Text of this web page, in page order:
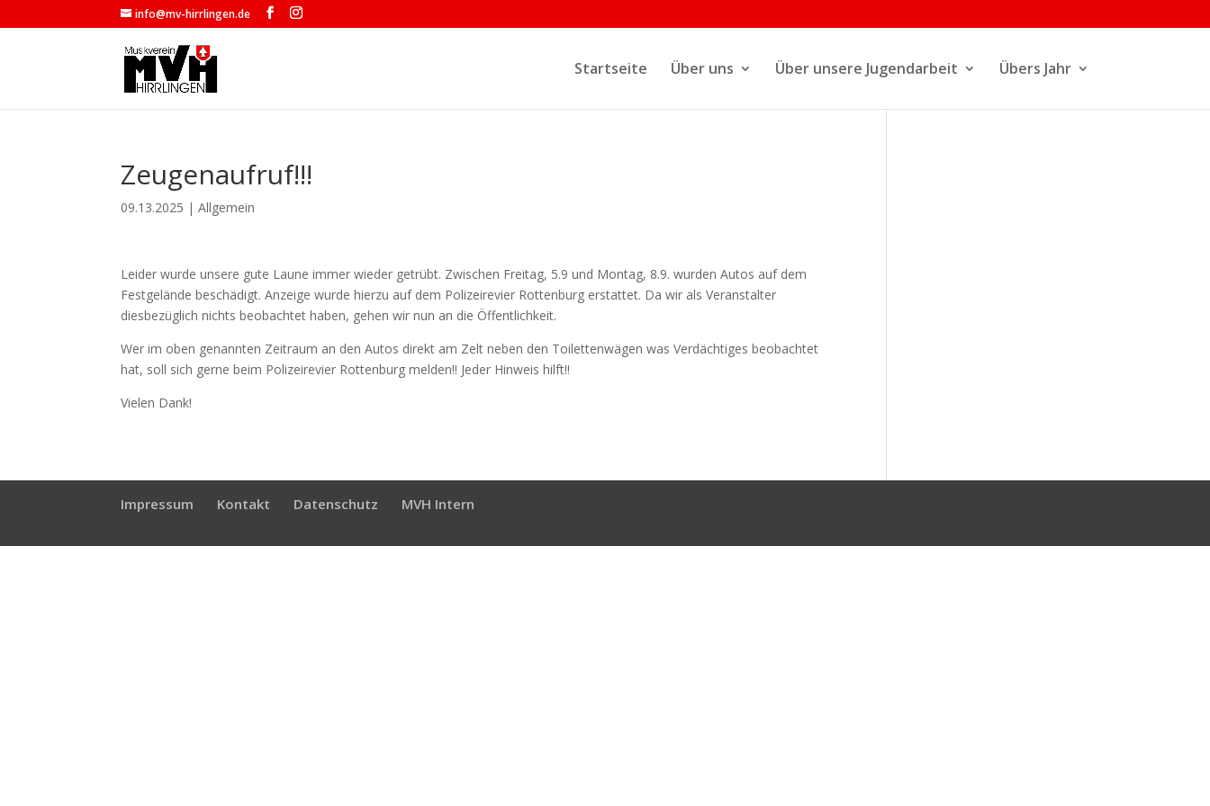
info@mv-hirrlingen.de
Startseite Über uns Über unsere Jugendarbeit Übers Jahr
Zeugenaufruf!!!
09.13.2025 |Allgemein
Leider wurde unsere gute Laune immer wieder getrübt. Zwischen Freitag, 5.9 und Montag, 8.9. wurden Autos auf dem
Festgelände beschädigt. Anzeige wurde hierzu auf dem Polizeirevier Rottenburg erstattet. Da wir als Veranstalter
diesbezüglich nichts beobachtet haben, gehen wir nun an die Öffentlichkeit.
Wer im oben genannten Zeitraum an den Autos direkt am Zelt neben den Toilettenwägen was Verdächtiges beobachtet
hat, soll sich gerne beim Polizeirevier Rottenburg melden!! Jeder Hinweis hilft!!
Vielen Dank!
Impressum Kontakt Datenschutz MVH Intern